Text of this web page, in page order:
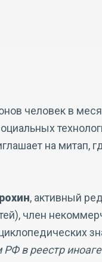
человек в
на митап,
, активный
член
в реестр